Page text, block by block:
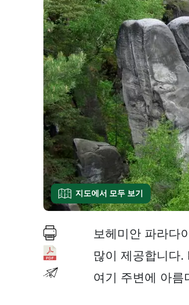
지도에서 모두 보기
보헤미안 파라다
많이 제공합니다.
여기 주변에 아름